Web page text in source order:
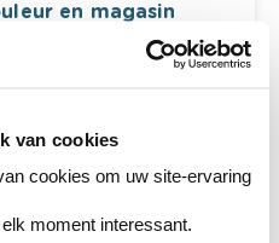
van cookies
cookies om uw site-ervaring
moment interessant.
en magasin
de votre
personnalisés sur la